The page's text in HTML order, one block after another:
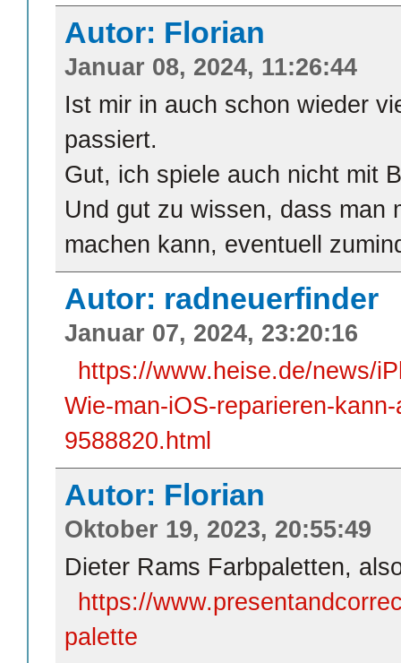
Autor: Florian
Januar 08, 2024, 11:26:44
Ist mir in auch schon wieder
passiert.
Gut, ich spiele auch nicht mit
Und gut zu wissen, dass man
machen kann, eventuell
Autor: radneuerfinder
Januar 07, 2024, 23:20:16
https://www.heise.de/news/
Wie-man-iOS-reparieren-
9588820.html
Autor: Florian
Oktober 19, 2023, 20:55:49
Dieter Rams Farbpaletten,
https://
palette